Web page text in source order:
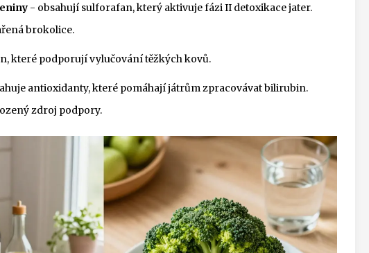
- obsahují sulforafan, který aktivuje fázi II detoxikace jater.
brokolice.
které podporují vylučování těžkých kovů.
antioxidanty, které pomáhají játrům zpracovávat bilirubin.
zdroj podpory.